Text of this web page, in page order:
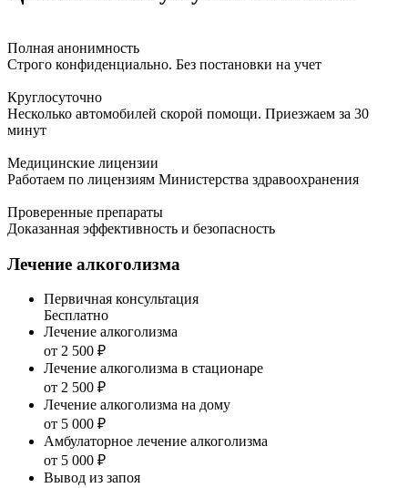
Полная анонимность
Строго конфиденциально. Без постановки на учет
Круглосуточно
Несколько автомобилей скорой помощи. Приезжаем за 30
минут
Медицинские лицензии
Работаем по лицензиям Министерства здравоохранения
Проверенные препараты
Доказанная эффективность и безопасность
Лечение алкоголизма
Первичная консультация
Бесплатно
Лечение алкоголизма
от 2 500 ₽
Лечение алкоголизма в стационаре
от 2 500 ₽
Лечение алкоголизма на дому
от 5 000 ₽
Амбулаторное лечение алкоголизма
от 5 000 ₽
Вывод из запоя